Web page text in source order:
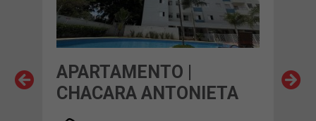
APARTAMENTO |
CHACARA ANTONIETA